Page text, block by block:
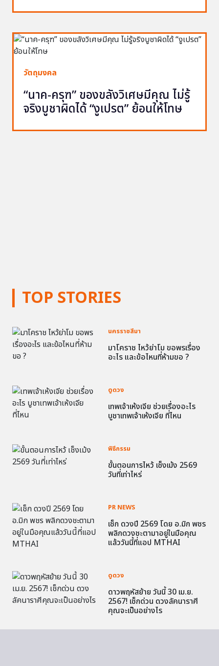
TOP STORIES
นครราชสีมา
มาโคราช ไหว้ย่าโม ขอพรเรื่อง
อะไร และข้อไหนที่ห้ามขอ ?
ดูดวง
เทพเจ้าเห้งเจีย ช่วยเรื่องอะไร
บูชาเทพเจ้าเห้งเจีย ที่ไหน
พิธีกรรม
ขั้นตอนการไหว้ เช็งเม้ง 2569
วันที่เท่าไหร่
PR NEWS
เช็ก ดวงปี 2569 โดย อ.มิก พชร
พลิกดวงชะตามาอยู่ในมือคุณ
แล้ววันนี้ที่แอป MTHAI
ดูดวง
ดาวพฤหัสย้าย วันนี้ 30 เม.ย.
2567! เช็กด่วน ดวงลัคนาราศี
คุณจะเป็นอย่างไร
วัตถุมงคล
“นาค-ครุฑ” ของขลังวิเศษมีคุณ ไม่รู้
จริงบูชาผิดได้ “งูเปรต” ย้อนให้โทษ